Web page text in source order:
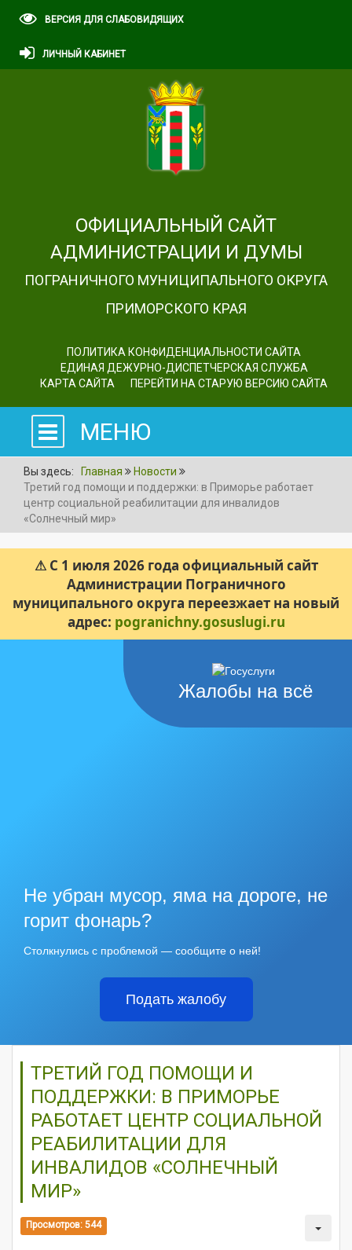
ВЕРСИЯ ДЛЯ СЛАБОВИДЯЩИХ
ЛИЧНЫЙ КАБИНЕТ
ОФИЦИАЛЬНЫЙ САЙТ
АДМИНИСТРАЦИИ И ДУМЫ
ПОГРАНИЧНОГО МУНИЦИПАЛЬНОГО ОКРУГА
ПРИМОРСКОГО КРАЯ
ПОЛИТИКА КОНФИДЕНЦИАЛЬНОСТИ САЙТА
ЕДИНАЯ ДЕЖУРНО-ДИСПЕТЧЕРСКАЯ СЛУЖБА
КАРТА САЙТА
ПЕРЕЙТИ НА СТАРУЮ ВЕРСИЮ САЙТА
МЕНЮ
Вы здесь: Главная
Новости
Третий год помощи и поддержки: в Приморье работает
центр социальной реабилитации для инвалидов
«Солнечный мир»
⚠ С 1 июля 2026 года официальный сайт
Администрации Пограничного
муниципального округа переезжает на новый
адрес: pogranichny.gosuslugi.ru
Жалобы на всё
Не убран мусор, яма на дороге, не
горит фонарь?
Столкнулись с проблемой — сообщите о ней!
Подать жалобу
ТРЕТИЙ ГОД ПОМОЩИ И
ПОДДЕРЖКИ: В ПРИМОРЬЕ
РАБОТАЕТ ЦЕНТР СОЦИАЛЬНОЙ
РЕАБИЛИТАЦИИ ДЛЯ
ИНВАЛИДОВ «СОЛНЕЧНЫЙ
МИР»
Просмотров: 544